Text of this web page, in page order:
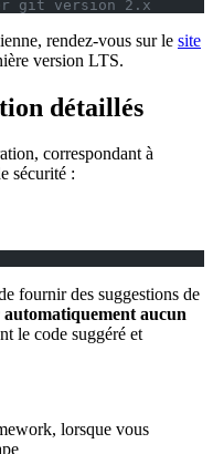
git version 2.x
rendez-vous sur le site
version LTS.
détaillés
correspondant à
sécurité :
fournir des suggestions de
aucun
le code suggéré et
lorsque vous